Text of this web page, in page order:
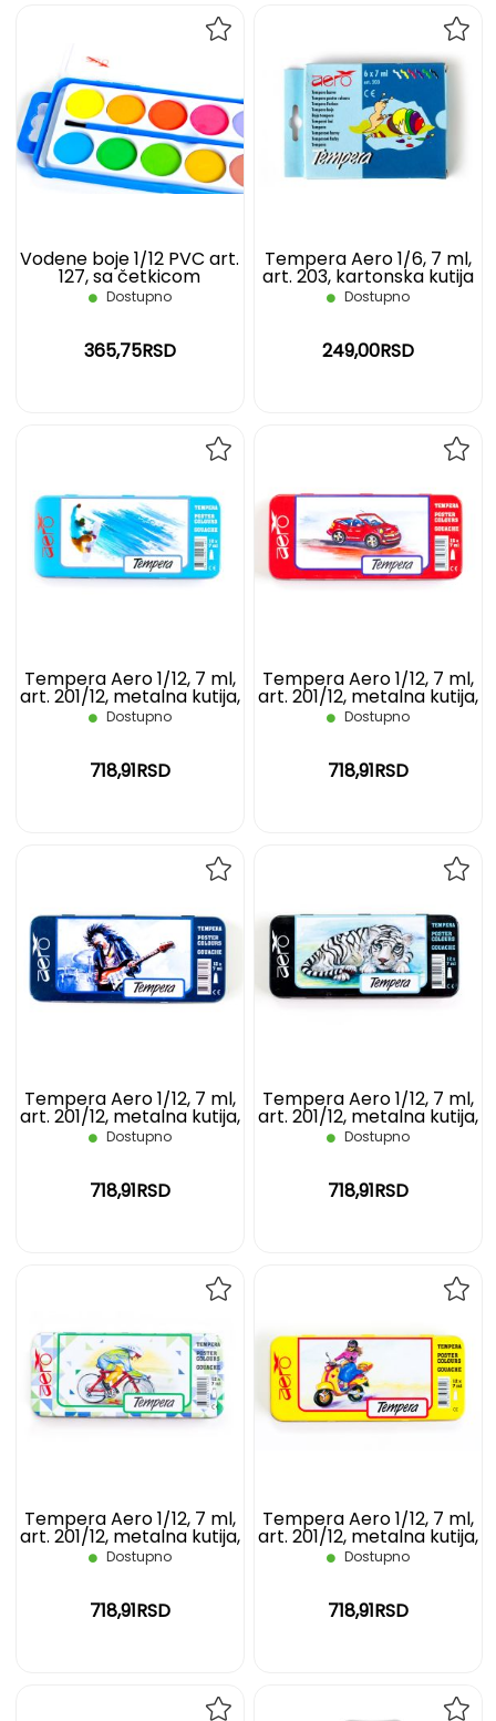
Vodene boje 1/12 PVC art.
127, sa četkicom
Dostupno
365,75RSD
NA
LISTU
ŽELJA
Tempera Aero 1/6, 7 ml,
art. 203, kartonska kutija
Dostupno
249,00RSD
Tempera Aero 1/12, 7 ml,
art. 201/12, metalna kutija,
skejt
Dostupno
718,91RSD
NA
LISTU
Tempera Aero 1/12, 7 ml,
art. 201/12, metalna kutija,
auto
Dostupno
718,91RSD
NA
Tempera Aero 1/12, 7 ml,
art. 201/12, metalna kutija,
gitarista
Dostupno
718,91RSD
NA
LISTU
Tempera Aero 1/12, 7 ml,
art. 201/12, metalna kutija,
tigar
Dostupno
718,91RSD
NA
Tempera Aero 1/12, 7 ml,
art. 201/12, metalna kutija,
biciklista
Dostupno
718,91RSD
NA
LISTU
Tempera Aero 1/12, 7 ml,
art. 201/12, metalna kutija,
vespa
Dostupno
718,91RSD
NA